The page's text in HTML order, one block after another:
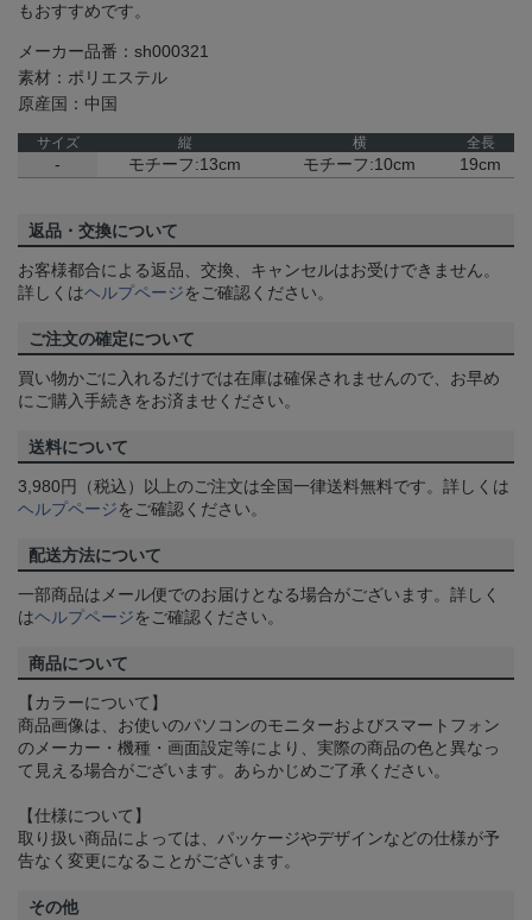
もおすすめです。
メーカー品番：sh000321
素材：ポリエステル
原産国：中国
サイズ 縦 横 全長
- モチーフ:13cm モチーフ:10cm 19cm
返品・交換について
お客様都合による返品、交換、キャンセルはお受けできません。
詳しくはヘルプページをご確認ください。
ご注文の確定について
買い物かごに入れるだけでは在庫は確保されませんので、お早め
にご購入手続きをお済ませください。
送料について
3,980円（税込）以上のご注文は全国一律送料無料です。詳しくは
ヘルプページをご確認ください。
配送方法について
一部商品はメール便でのお届けとなる場合がございます。詳しく
はヘルプページをご確認ください。
商品について
【カラーについて】
商品画像は、お使いのパソコンのモニターおよびスマートフォン
のメーカー・機種・画面設定等により、実際の商品の色と異なっ
て見える場合がございます。あらかじめご了承ください。
【仕様について】
取り扱い商品によっては、パッケージやデザインなどの仕様が予
告なく変更になることがございます。
その他